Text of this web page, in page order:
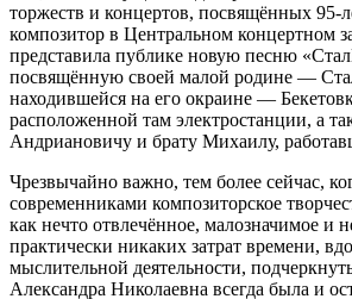
торжеств и концертов, посвящённых 95-
композитор в Центральном концертном
представила публике новую песню
посвящённую своей малой родине —
находившейся на его окраине —
расположенной там электростанции, а
Андриановичу и брату Михаилу,
Чрезвычайно важно, тем более сейчас,
современниками композиторское
как нечто отвлечённое, малозначимое и
практически никаких затрат времени,
мыслительной деятельности,
Александра Николаевна всегда была и